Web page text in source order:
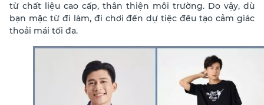
từ chất liệu cao cấp, thân thiện môi trường. Do vậy, dù
bạn mặc từ đi làm, đi chơi đến dự tiệc đều tạo cảm giác
thoải mái tối đa.